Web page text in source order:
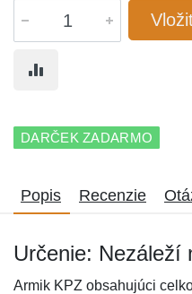
DARČEK ZADARMO
Popis Recenzie
Určenie: Nezáleží
Armik KPZ obsahujúci